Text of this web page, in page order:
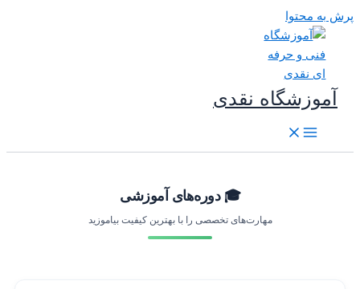
به محتوا
آموزشگاه نقدی
🎓 دوره‌های آموزشی
مهارت‌های تخصصی را با بهترین کیفیت بیاموزید